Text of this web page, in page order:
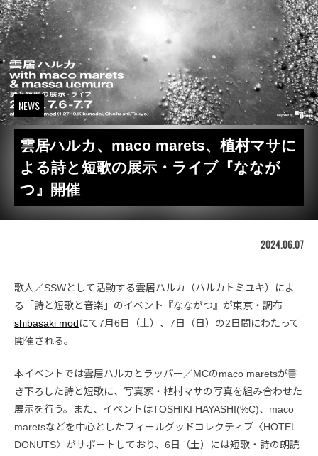
NEWS
雲居ハルカ、maco marets、植村マサに
よる詩と短歌の展示・ライブ『ななが
つ』開催
2024.06.07
歌人／SSWとして活動する雲居ハルカ（ハルカトミユキ）によ
る「詩と短歌と音楽」のイベント『なながつ』が東京・調布
shibasaki modにて7月6日（土）、7日（日）の2日間にわたって
開催される。
本イベントでは雲居ハルカとラッパー／MCのmaco maretsが書
き下ろした詩と短歌に、写真家・植村マサの写真を組み合わせた
展示を行う。また、イベントはTOSHIKI HAYASHI(%C)、maco
maretsなどを中心としたフィールグッドコレクティブ〈HOTEL
DONUTS〉がサポートしており、6日（土）には短歌・詩の朗読